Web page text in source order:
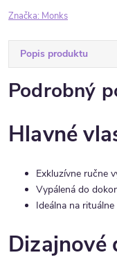
Značka: Monks
Popis produktu
Podrobný
Hlavné
Exkluzívne ručne
Vypálená do
Ideálna na
Dizajnové